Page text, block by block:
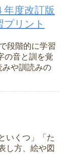
度改訂版
リント
段階的に学習
の音と訓を覚
みや訓読みの
いくつ」「た
し方、絵や図